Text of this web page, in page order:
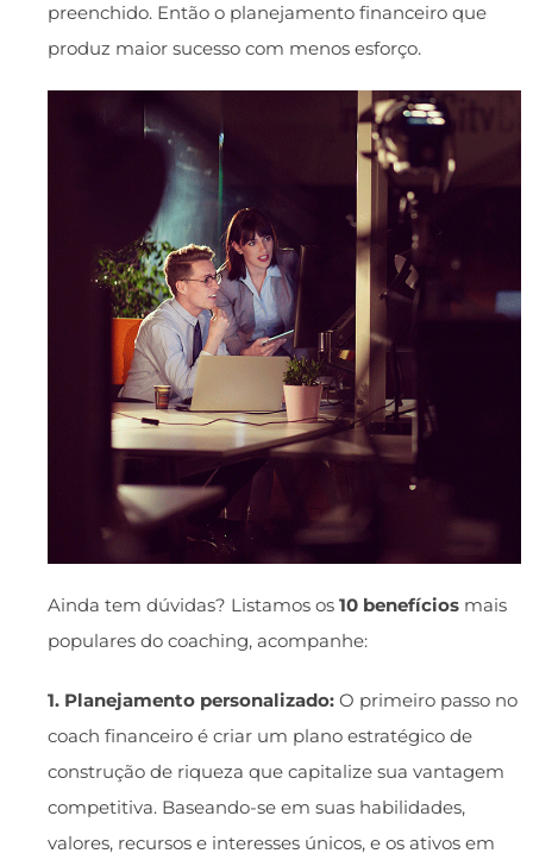
preenchido. Então o planejamento financeiro que
produz maior sucesso com menos esforço.
Ainda tem dúvidas? Listamos os 10 benefícios mais
populares do coaching, acompanhe:
1. Planejamento personalizado: O primeiro passo no
coach financeiro é criar um plano estratégico de
construção de riqueza que capitalize sua vantagem
competitiva. Baseando-se em suas habilidades,
valores, recursos e interesses únicos, e os ativos em